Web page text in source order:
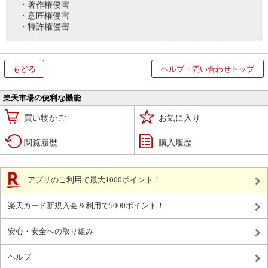
・著作権侵害
・意匠権侵害
・特許権侵害
もどる ヘルプ・問い合わせトップ
楽天市場の便利な機能
買い物かご お気に入り
閲覧履歴 購入履歴
アプリのご利用で最大1000ポイント！
楽天カード新規入会＆利用で5000ポイント！
安心・安全への取り組み
ヘルプ